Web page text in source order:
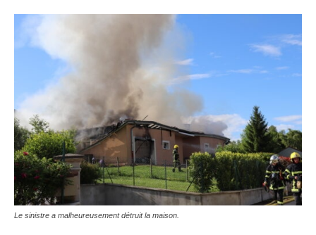
Le sinistre a malheureusement détruit la maison.